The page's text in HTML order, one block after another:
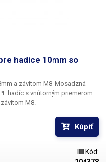
hadice 10mm so
a závitom M8.
hadíc s vnútorným priemerom
M8.
Kúpiť
Kód: